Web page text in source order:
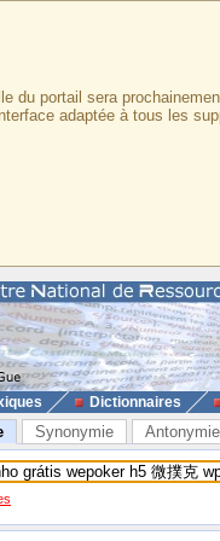
portail sera
adaptée à tous les
Dictionnaires
Synonymie Antonymie